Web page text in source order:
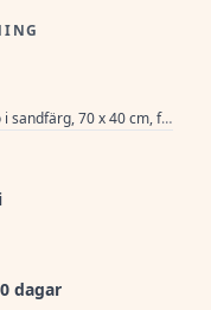
och ovanmontering, med automatisk propp i rostfritt stål 1208971935
dagar